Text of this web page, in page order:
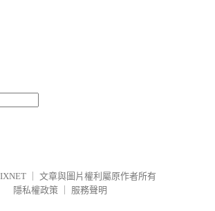
文章與圖片權利屬原作者所有
隱私權政策
服務聲明